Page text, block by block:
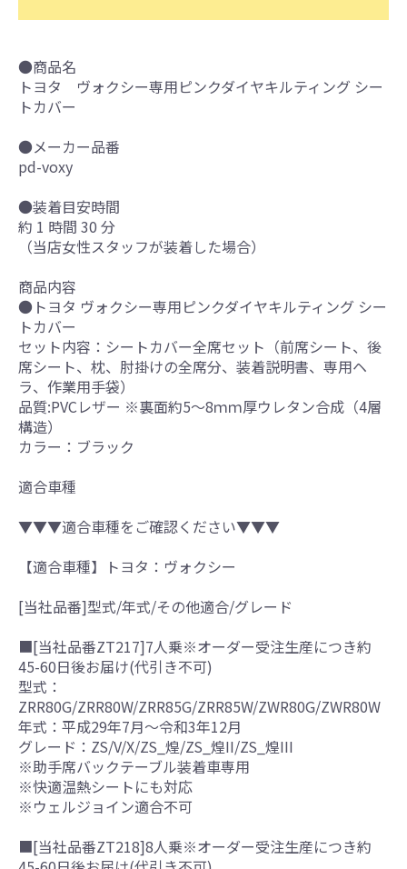
●商品名
トヨタ ヴォクシー専用ピンクダイヤキルティング シー
トカバー
●メーカー品番
pd-voxy
●装着目安時間
約 1 時間 30 分
（当店女性スタッフが装着した場合）
商品内容
●トヨタ ヴォクシー専用ピンクダイヤキルティング シー
トカバー
セット内容：シートカバー全席セット（前席シート、後
席シート、枕、肘掛けの全席分、装着説明書、専用ヘ
ラ、作業用手袋）
品質:PVCレザー ※裏面約5～8ｍｍ厚ウレタン合成（4層
構造）
カラー：ブラック
適合車種
▼▼▼適合車種をご確認ください▼▼▼
【適合車種】トヨタ：ヴォクシー
[当社品番]型式/年式/その他適合/グレード
■[当社品番ZT217]7人乗※オーダー受注生産につき約
45-60日後お届け(代引き不可)
型式：
ZRR80G/ZRR80W/ZRR85G/ZRR85W/ZWR80G/ZWR80W
年式：平成29年7月～令和3年12月
グレード：ZS/V/X/ZS_煌/ZS_煌II/ZS_煌III
※助手席バックテーブル装着車専用
※快適温熱シートにも対応
※ウェルジョイン適合不可
■[当社品番ZT218]8人乗※オーダー受注生産につき約